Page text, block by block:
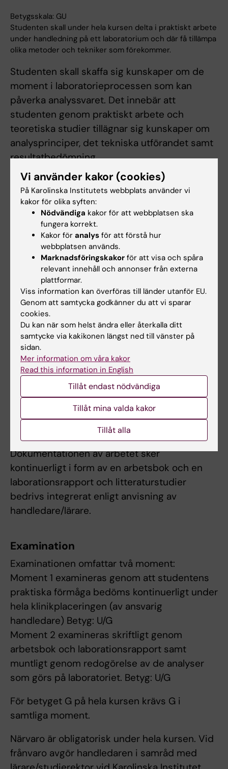
Betygsskala: GU
Studenten skall under hela kursen delta i praktiskt arbete
under handledning på ett laboratorium och där få tillämpa
olika metoder och tekniker som förekommer.
Studenten skall skaffa sig kunskaper om de
moment i laboratorieprocessen som kan
påverka analyssvaret. Det innebär att
studenten genom praktiskt arbete och
teoretiska studier tillägnar sig kunskaper om
analysprinciper, det tekniska utförandet samt
resultatbedömning.
Integration av teori och praktiska
färdigheter, 3.0 hp
Betygsskala: GU
Studenten ska kunna visa förmåga att samla, bearbeta
och kritiskt tolka analys- och undersökningsresultat,
uppmärksamma och hantera avvikelser samt muntligt och
skriftligt redogöra för och diskutera resultaten med
berörda parter, samt i enlighet med relevanta
författningar dokumentera dessa.
Studenten ska kunna redogöra muntligt och
skriftligt och förstå de analyser som görs på
laboratoriet.
Arbetsformer
Studenten utför laboratoriearbete på ett
laboratorium och har under den tiden tillgång
till sakkunnig handledare på laboratoriet samt
lärare från Karolinska Institutet.
Dokumentationen av arbetet sker
kontinuerligt i form av en arbetsbok och en
laborationsrapport och litteraturstudier
bedrivs integrerat enligt anvisning av
handledare/lärare.
Examination
Examinationen omfattar två moment:
Moment 1 examineras genom att studentens
praktiska förmåga bedöms kontinuerligt under
hela klinikplaceringen (av ansvarig
handledare) Betyg: U/G
Moment 2 examineras skriftligt genom
arbetsbok och laborationsrapport samt
muntligt genom redogörelse av de analyser
som görs på laboratoriet. Betyg: U/G
För betyget G på hela kursen krävs G i
samtliga moment.
Närvaro är obligatorisk under hela kursen. Vid
frånvaro avgör handledaren i samråd med
Vi använder kakor (cookies)
På Karolinska Institutets webbplats använder vi
kakor för olika syften:
Nödvändiga kakor för att webbplatsen ska
fungera korrekt.
Kakor för analys för att förstå hur
webbplatsen används.
Marknadsföringskakor för att visa och spåra
relevant innehåll och annonser från externa
plattformar.
Viss information kan överföras till länder utanför EU.
Genom att samtycka godkänner du att vi sparar
cookies.
Du kan när som helst ändra eller återkalla ditt
samtycke via kakikonen längst ned till vänster på
sidan.
Mer information om våra kakor
Read this information in English
Tillåt endast nödvändiga
Tillåt mina valda kakor
Tillåt alla